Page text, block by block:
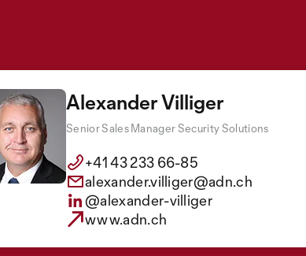
Alexander Villiger
Senior Sales Manager Security Solutions
+41 43 233 66-85
alexander.villiger@adn.ch
@alexander-villiger
www.adn.ch